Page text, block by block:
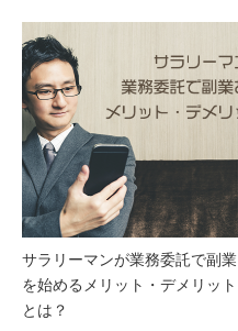
サラリーマンが業務委託で副業
を始めるメリット・デメリット
とは？